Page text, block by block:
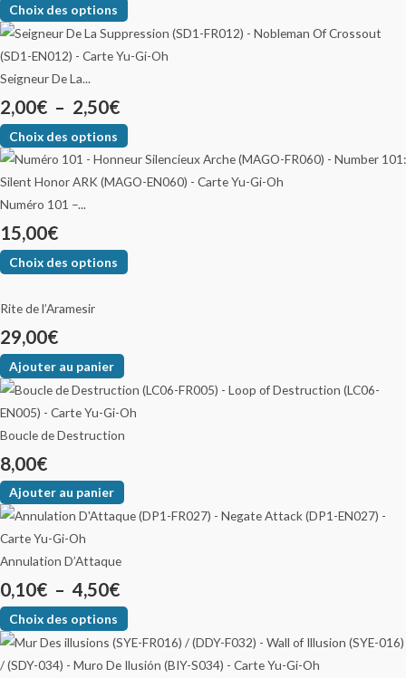
Choix des options
Seigneur De La...
2,00€ – 2,50€
Choix des options
Numéro 101 –...
15,00€
Choix des options
Rite de l’Aramesir
29,00€
Ajouter au panier
Boucle de Destruction
8,00€
Ajouter au panier
Annulation D’Attaque
0,10€ – 4,50€
Choix des options